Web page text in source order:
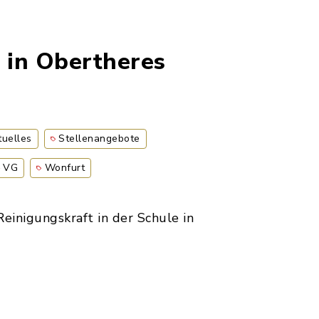
Obertheres
Stellenangebote
VG Wonfurt
in der Schule in